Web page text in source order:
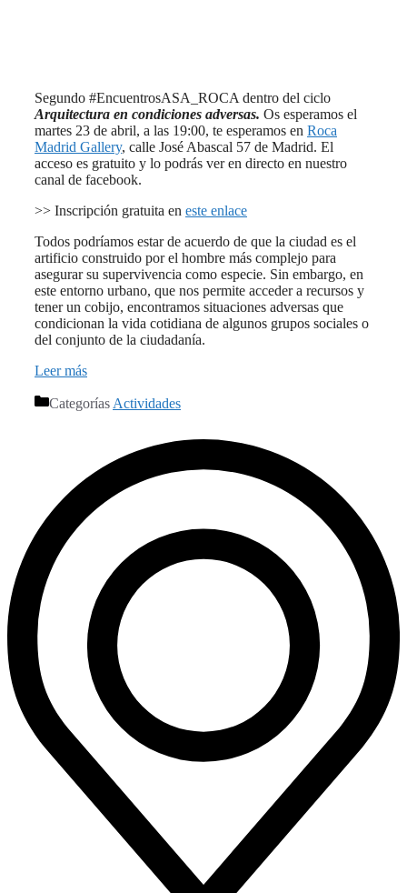
Segundo #EncuentrosASA_ROCA dentro del ciclo
Arquitectura en condiciones adversas. Os esperamos el
martes 23 de abril, a las 19:00, te esperamos en Roca
Madrid Gallery, calle José Abascal 57 de Madrid. El
acceso es gratuito y lo podrás ver en directo en nuestro
canal de facebook.
>> Inscripción gratuita en este enlace
Todos podríamos estar de acuerdo de que la ciudad es el
artificio construido por el hombre más complejo para
asegurar su supervivencia como especie. Sin embargo, en
este entorno urbano, que nos permite acceder a recursos y
tener un cobijo, encontramos situaciones adversas que
condicionan la vida cotidiana de algunos grupos sociales o
del conjunto de la ciudadanía.
Leer más
Categorías Actividades